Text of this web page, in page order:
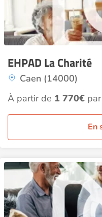
EHPAD La Charité
Caen (14000)
À partir de 1 770€
En